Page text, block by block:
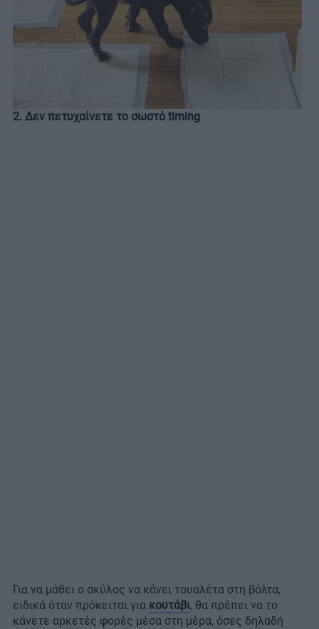
2. Δεν πετυχαίνετε το σωστό timing
Για να μάθει ο σκύλος να κάνει τουαλέτα στη βόλτα,
ειδικά όταν πρόκειται για κουτάβι, θα πρέπει να το
κάνετε αρκετές φορές μέσα στη μέρα, όσες δηλαδή